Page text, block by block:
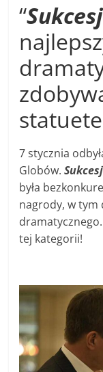
“
7 stycznia
Globów.
była
nagrody, w tym
tej kategorii!